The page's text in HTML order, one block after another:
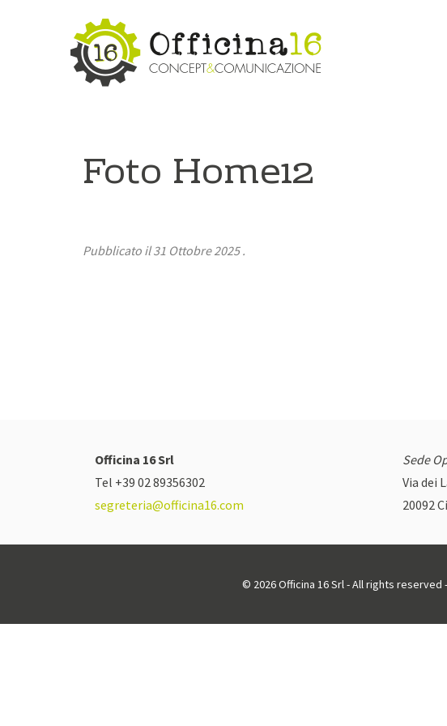
Foto Home12
Pubblicato il31 Ottobre 2025.
Officina 16 Srl
Tel +39 02 89356302
segreteria@officina16.com
Sede
Via dei
20092
© 2026 Officina 16 Srl - All rights reserved